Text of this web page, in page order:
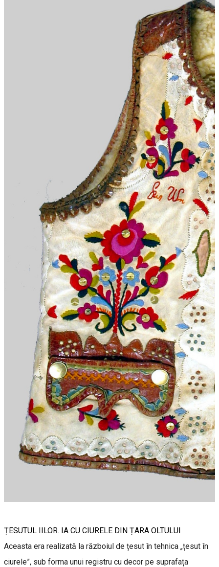
ȚESUTUL IILOR. IA CU CIURELE DIN ȚARA OLTULUI
Aceasta era realizată la războiul de țesut în tehnica „țesut în
ciurele”, sub forma unui registru cu decor pe suprafața